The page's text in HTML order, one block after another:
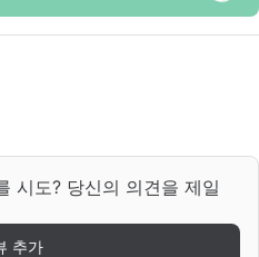
시도? 당신의 의견을 제일
추가